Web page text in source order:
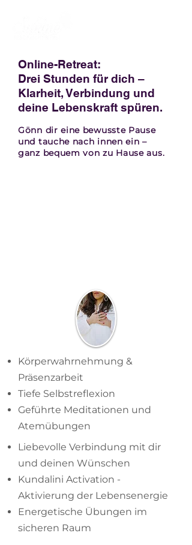
Online-Retreat:
Drei Stunden für dich –
Klarheit, Verbindung und
deine Lebenskraft spüren.
Gönn dir eine bewusste Pause
und tauche nach innen ein –
ganz bequem von zu Hause aus.
Körperwahrnehmung &
Präsenzarbeit
Tiefe Selbstreflexion
Geführte Meditationen und
Atemübungen
Liebevolle Verbindung mit dir
und deinen Wünschen
Kundalini Activation -
Aktivierung der Lebensenergie
Energetische Übungen im
sicheren Raum